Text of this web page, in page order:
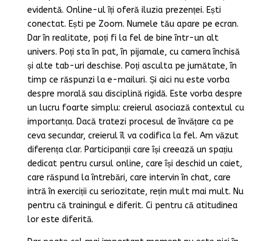
evidentă. Online-ul îți oferă iluzia prezenței. Ești
conectat. Ești pe Zoom. Numele tău apare pe ecran.
Dar în realitate, poți fi la fel de bine într-un alt
univers. Poți sta în pat, în pijamale, cu camera închisă
și alte tab-uri deschise. Poți asculta pe jumătate, în
timp ce răspunzi la e-mailuri. Și aici nu este vorba
despre morală sau disciplină rigidă. Este vorba despre
un lucru foarte simplu: creierul asociază contextul cu
importanța. Dacă tratezi procesul de învățare ca pe
ceva secundar, creierul îl va codifica la fel. Am văzut
diferența clar. Participanții care își creează un spațiu
dedicat pentru cursul online, care își deschid un caiet,
care răspund la întrebări, care intervin în chat, care
intră în exerciții cu seriozitate, rețin mult mai mult. Nu
pentru că trainingul e diferit. Ci pentru că atitudinea
lor este diferită.